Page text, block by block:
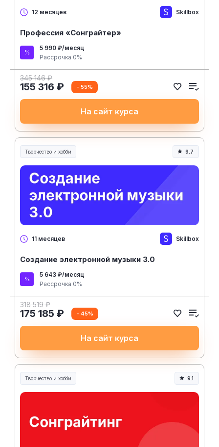
12 месяцев Skillbox
Профессия «Сонграйтер»
5 990 ₽/месяц
Рассрочка 0%
345 146 ₽
155 316 ₽ - 55%
На сайт курса
Творчество и хобби
Творчество, контент и хобби
9.7
11 месяцев Skillbox
Создание электронной музыки 3.0
5 643 ₽/месяц
Рассрочка 0%
318 519 ₽
175 185 ₽ - 45%
На сайт курса
Творчество и хобби
Творчество, контент и хобби
9.1